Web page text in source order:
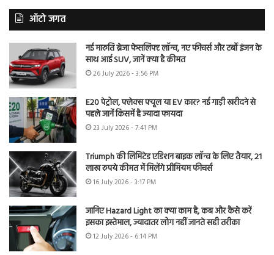
ऑटो जगत
नई मारुति ब्रेजा फेसलिफ्ट लॉन्च, नए फीचर्स और टर्बो इंजन के
साथ आई SUV, जानें क्या है कीमत
26 July 2026 - 3:56 PM
E20 पेट्रोल, फ्लेक्स फ्यूल या EV कार? नई गाड़ी खरीदने से
पहले जानें किसमें है ज्यादा फायदा
23 July 2026 - 7:41 PM
Triumph की लिमिटेड एडिशन बाइक लॉन्च के लिए तैयार, 21
लाख रुपये कीमत में मिलेंगे प्रीमियम फीचर्स
16 July 2026 - 3:17 PM
जानिए Hazard Light का क्या काम है, कब और कैसे करें
इसका इस्तेमाल, ज्यादातर लोग नहीं जानते सही तरीका
12 July 2026 - 6:14 PM